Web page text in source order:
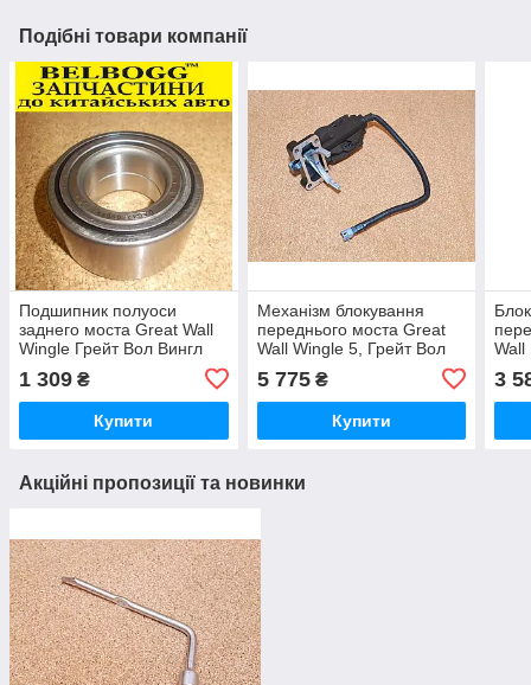
Подібні товари компанії
Подшипник полуоси
заднего моста Great Wall
Wingle Грейт Вол Вингл
1 309 ₴
Купити
Механізм блокування
переднього моста Great
Wall Wingle 5, Грейт Вол
5 775₴
Купити
Wall
3
Акційні пропозиції та новинки